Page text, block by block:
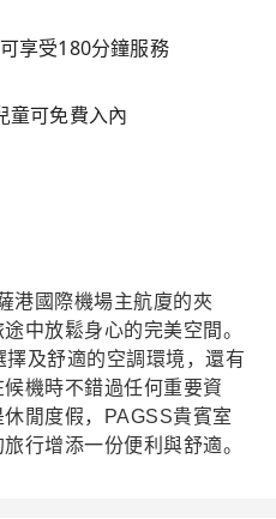
享受180分鐘服務
童可免費入內
港國際機場主航廈的夾
中放鬆身心的完美空間。
及舒適的空調環境，還有
機時不錯過任何重要資
閒度假，PAGSS貴賓室
行增添一份便利與舒適。